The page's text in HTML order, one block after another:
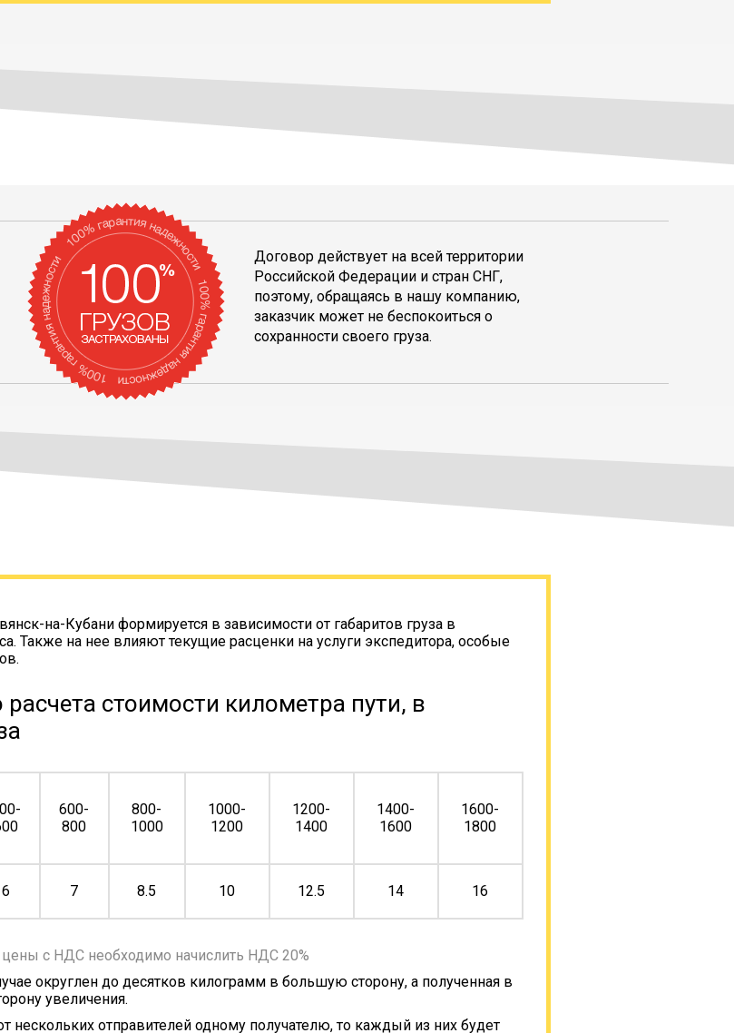
Договор действует на всей территории
Российской Федерации и стран СНГ,
поэтому, обращаясь в нашу компанию,
заказчик может не беспокоиться о
сохранности своего груза.
на-Кубани формируется в зависимости от габаритов груза в
Также на нее влияют текущие расценки на услуги экспедитора, особые
стоимости километра пути, в
600-
800
800-
1000
1000-
1200
1200-
1400
1400-
1600
1600-
1800
6 7 8.5 10 12.5 14 16
с НДС необходимо начислить НДС 20%
округлен до десятков килограмм в большую сторону, а полученная в
увеличения.
нескольких отправителей одному получателю, то каждый из них будет